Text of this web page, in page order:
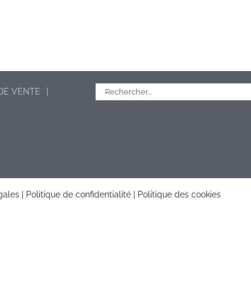
VENTE
Rechercher:
| Politique de confidentialité| Politique des cookies